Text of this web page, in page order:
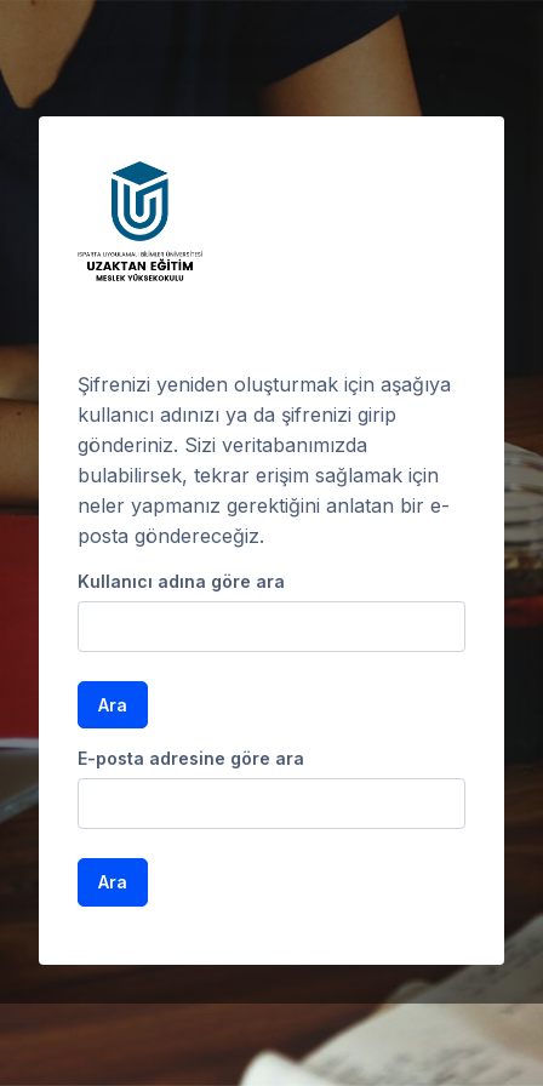
Ana içeriğe git
Şifrenizi yeniden oluşturmak için aşağıya
kullanıcı adınızı ya da şifrenizi girip
gönderiniz. Sizi veritabanımızda
bulabilirsek, tekrar erişim sağlamak için
neler yapmanız gerektiğini anlatan bir e-
posta göndereceğiz.
Kullanıcı adına göre ara
E-posta adresine göre ara